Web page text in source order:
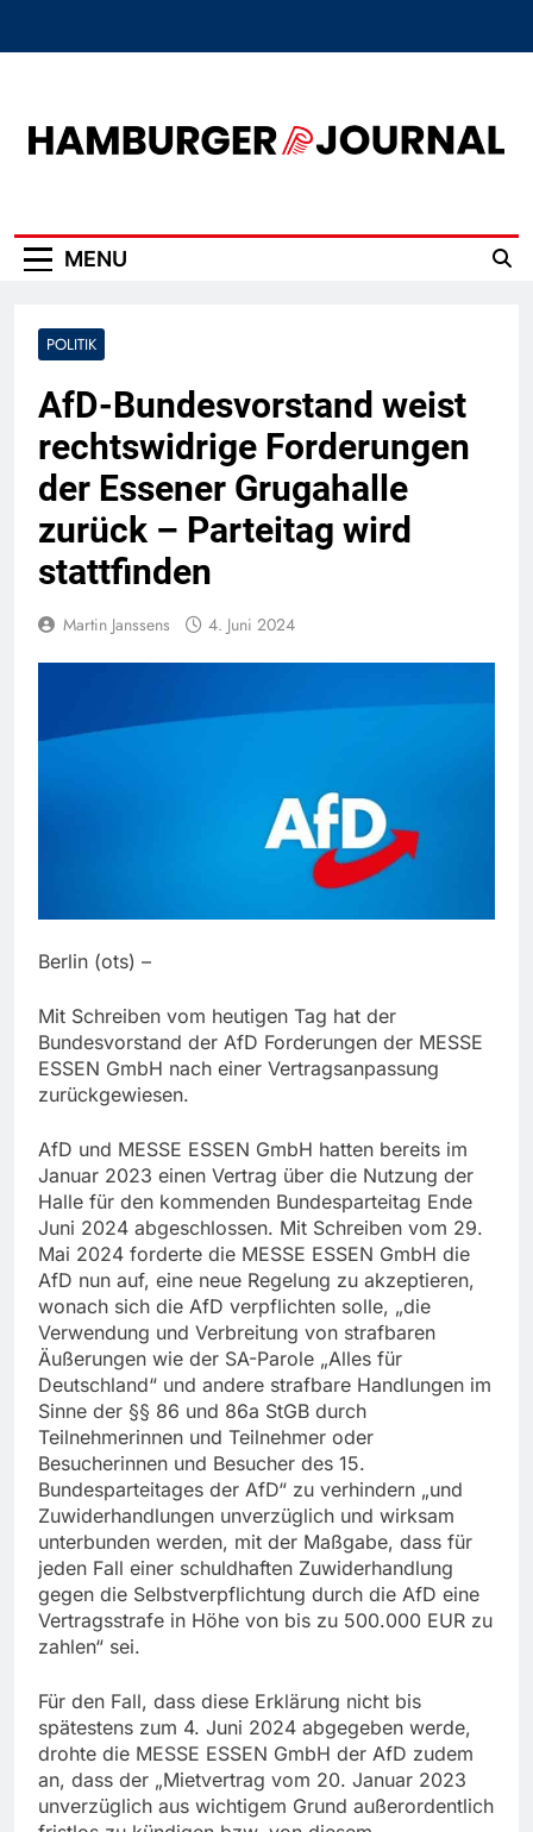
MENU
POLITIK
AfD-Bundesvorstand weist
rechtswidrige Forderungen
der Essener Grugahalle
zurück – Parteitag wird
stattfinden
Martin Janssens 4. Juni 2024
Berlin (ots) –
Mit Schreiben vom heutigen Tag hat der
Bundesvorstand der AfD Forderungen der MESSE
ESSEN GmbH nach einer Vertragsanpassung
zurückgewiesen.
AfD und MESSE ESSEN GmbH hatten bereits im
Januar 2023 einen Vertrag über die Nutzung der
Halle für den kommenden Bundesparteitag Ende
Juni 2024 abgeschlossen. Mit Schreiben vom 29.
Mai 2024 forderte die MESSE ESSEN GmbH die
AfD nun auf, eine neue Regelung zu akzeptieren,
wonach sich die AfD verpflichten solle, „die
Verwendung und Verbreitung von strafbaren
Äußerungen wie der SA-Parole „Alles für
Deutschland“ und andere strafbare Handlungen im
Sinne der §§ 86 und 86a StGB durch
Teilnehmerinnen und Teilnehmer oder
Besucherinnen und Besucher des 15.
Bundesparteitages der AfD“ zu verhindern „und
Zuwiderhandlungen unverzüglich und wirksam
unterbunden werden, mit der Maßgabe, dass für
jeden Fall einer schuldhaften Zuwiderhandlung
gegen die Selbstverpflichtung durch die AfD eine
Vertragsstrafe in Höhe von bis zu 500.000 EUR zu
zahlen“ sei.
Für den Fall, dass diese Erklärung nicht bis
spätestens zum 4. Juni 2024 abgegeben werde,
drohte die MESSE ESSEN GmbH der AfD zudem
an, dass der „Mietvertrag vom 20. Januar 2023
unverzüglich aus wichtigem Grund außerordentlich